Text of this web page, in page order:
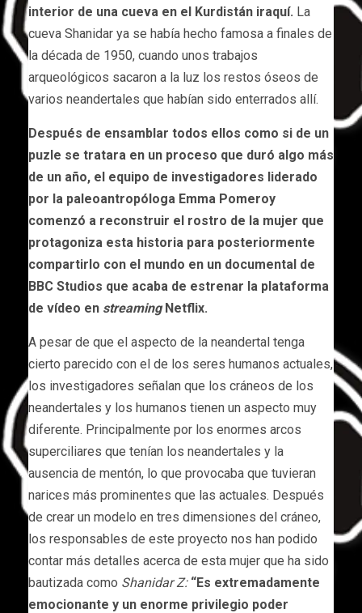
interior de una cueva en el Kurdistán iraquí. La
cueva Shanidar ya se había hecho famosa a finales de
la década de 1950, cuando unos trabajos
arqueológicos sacaron a la luz los restos óseos de
varios neandertales que habían sido enterrados allí.
Después de ensamblar todos ellos como si de un
puzle se tratara en un proceso que duró algo más
de un año, el equipo de investigadores liderado
por la paleoantropóloga Emma Pomeroy
comenzó a reconstruir el rostro de la mujer que
protagoniza esta historia para posteriormente
compartirlo con el mundo en un documental de
BBC Studios que acaba de estrenar la plataforma
de vídeo en streamingNetflix.
A pesar de que el aspecto de la neandertal tenga
cierto parecido con el de los seres humanos actuales,
los investigadores señalan que los cráneos de los
neandertales y los humanos tienen un aspecto muy
diferente. Principalmente por los enormes arcos
superciliares que tenían los neandertales y la
ausencia de mentón, lo que provocaba que tuvieran
narices más prominentes que las actuales. Después
de crear un modelo en tres dimensiones del cráneo,
los responsables de este proyecto nos han podido
contar más detalles acerca de esta mujer que ha sido
bautizada como Shanidar Z: “Es extremadamente
emocionante y un enorme privilegio poder